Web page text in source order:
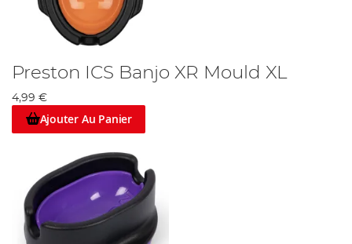
Preston ICS Banjo XR Mould XL
4,99 €
Ajouter Au Panier